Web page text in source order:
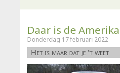
Daar is de
Donderdag 17 februari 2022
Het is maar dat je 't weet